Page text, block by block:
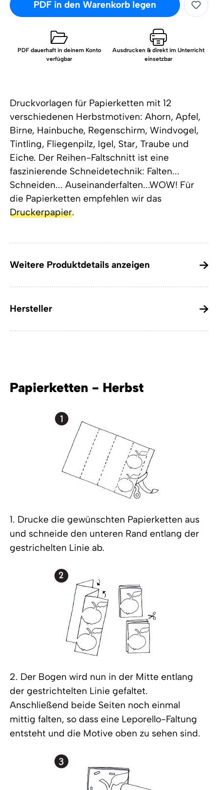
Druckvorlagen für Papierketten mit 12
verschiedenen Herbstmotiven: Ahorn, Apfel,
Birne, Hainbuche, Regenschirm, Windvogel,
Tintling, Fliegenpilz, Igel, Star, Traube und
Eiche. Der Reihen-Faltschnitt ist eine
faszinierende Schneidetechnik: Falten...
Schneiden... Auseinanderfalten...WOW! Für
die Papierketten empfehlen wir das
Druckerpapier.
Weitere Produktdetails anzeigen
Hersteller
Papierketten - Herbst
1. Drucke die gewünschten Papierketten aus
und schneide den unteren Rand entlang der
gestrichelten Linie ab.
2. Der Bogen wird nun in der Mitte entlang
der gestrichtelten Linie gefaltet.
Anschließend beide Seiten noch einmal
mittig falten, so dass eine Leporello-Faltung
entsteht und die Motive oben zu sehen sind.
PDF in den Warenkorb legen
PDF dauerhaft in deinem Konto
verfügbar
Ausdrucken & direkt im Unterricht
einsetzbar